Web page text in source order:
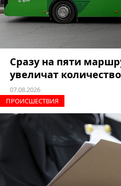
Сразу на пяти
увеличат
07.08.2026
ПРОИCШЕСТВИЯ